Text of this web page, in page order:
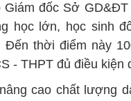
Giám đốc Sở
học lớn, học sinh
Đến thời điểm này
- THPT đủ điều kiện
cao chất lượng